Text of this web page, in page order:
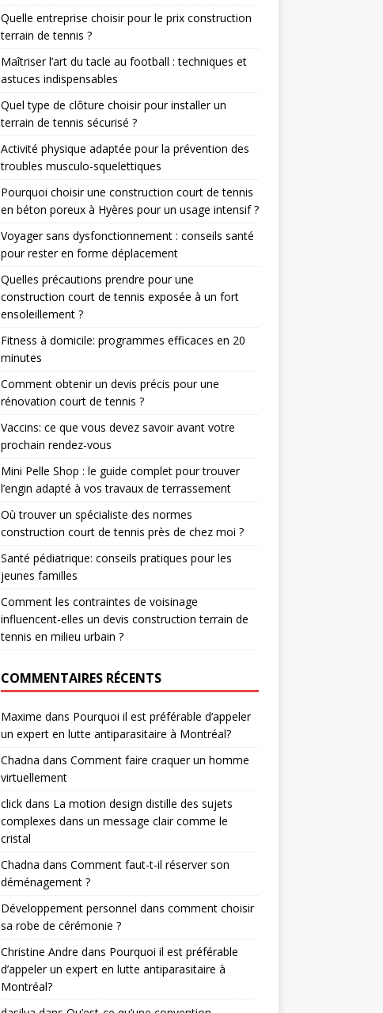
Quelle entreprise choisir pour le prix construction
terrain de tennis ?
Maîtriser l’art du tacle au football : techniques et
astuces indispensables
Quel type de clôture choisir pour installer un
terrain de tennis sécurisé ?
Activité physique adaptée pour la prévention des
troubles musculo-squelettiques
Pourquoi choisir une construction court de tennis
en béton poreux à Hyères pour un usage intensif ?
Voyager sans dysfonctionnement : conseils santé
pour rester en forme déplacement
Quelles précautions prendre pour une
construction court de tennis exposée à un fort
ensoleillement ?
Fitness à domicile: programmes efficaces en 20
minutes
Comment obtenir un devis précis pour une
rénovation court de tennis ?
Vaccins: ce que vous devez savoir avant votre
prochain rendez-vous
Mini Pelle Shop : le guide complet pour trouver
l’engin adapté à vos travaux de terrassement
Où trouver un spécialiste des normes
construction court de tennis près de chez moi ?
Santé pédiatrique: conseils pratiques pour les
jeunes familles
Comment les contraintes de voisinage
influencent-elles un devis construction terrain de
tennis en milieu urbain ?
COMMENTAIRES RÉCENTS
Maxime dans Pourquoi il est préférable d’appeler
un expert en lutte antiparasitaire à Montréal?
Chadna dans Comment faire craquer un homme
virtuellement
clickdans La motion design distille des sujets
complexes dans un message clair comme le
cristal
Chadna dans Comment faut-t-il réserver son
déménagement ?
Développement personnel dans comment choisir
sa robe de cérémonie ?
Christine Andre dans Pourquoi il est préférable
d’appeler un expert en lutte antiparasitaire à
Montréal?